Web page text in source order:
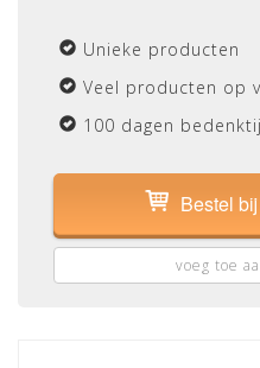
Unieke producten
Veel producten op
100 dagen
Bestel
voeg toe